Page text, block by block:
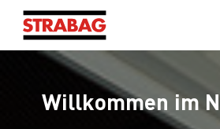
Willkommen im